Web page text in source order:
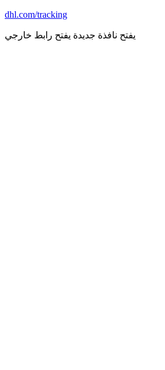
dhl.com/tracking
يفتح نافذة جديدة يفتح رابط خارجي